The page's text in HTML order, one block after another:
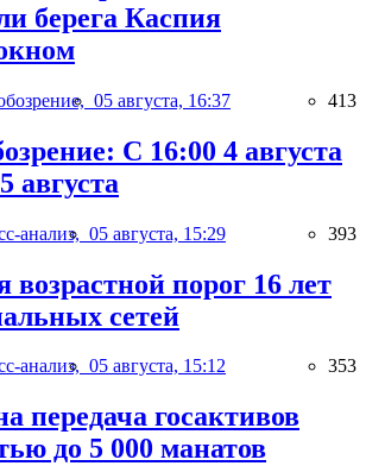
берега Каспия
05 августа, 16:37 413
С 16:00 4 августа
августа
анализ, 05 августа, 15:29 393
возрастной порог 16 лет
сетей
анализ, 05 августа, 15:12 353
передача госактивов
до 5 000 манатов